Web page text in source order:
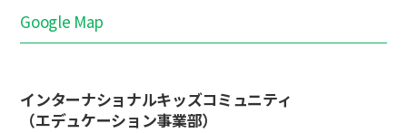
Google Map
インターナショナルキッズコミュニティ
（エデュケーション事業部）